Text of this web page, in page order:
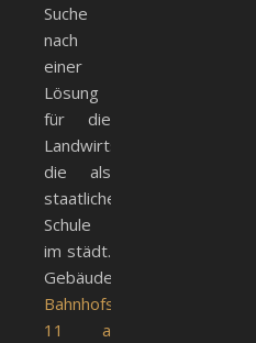
Suche
nach
einer
Lösung
für die
Landwirtschaftsschule,
die als
staatliche
Schule
im städt.
Gebäude
Bahnhofstr.
11 a